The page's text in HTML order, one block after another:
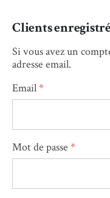
Clients
Si vous avez un
adresse email.
Email
Mot de passe